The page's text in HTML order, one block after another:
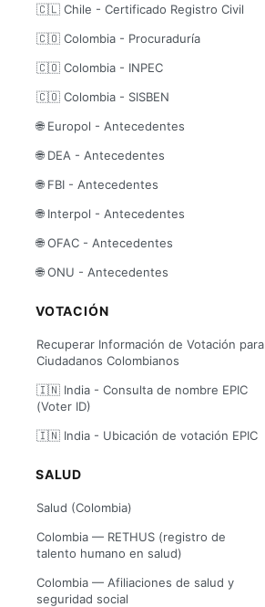
🇨🇱 Chile - Certificado Registro Civil
🇨🇴 Colombia - Procuraduría
🇨🇴 Colombia - INPEC
🇨🇴 Colombia - SISBEN
🌐 Europol - Antecedentes
🌐 DEA - Antecedentes
🌐 FBI - Antecedentes
🌐 Interpol - Antecedentes
🌐 OFAC - Antecedentes
🌐 ONU - Antecedentes
VOTACIÓN
Recuperar Información de Votación para
Ciudadanos Colombianos
🇮🇳 India - Consulta de nombre EPIC
(Voter ID)
🇮🇳 India - Ubicación de votación EPIC
SALUD
Salud (Colombia)
Colombia — RETHUS (registro de
talento humano en salud)
Colombia — Afiliaciones de salud y
seguridad social